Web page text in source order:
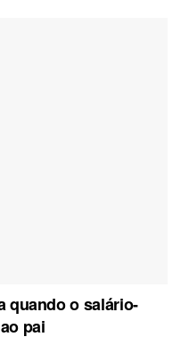
quando o salário-
pai